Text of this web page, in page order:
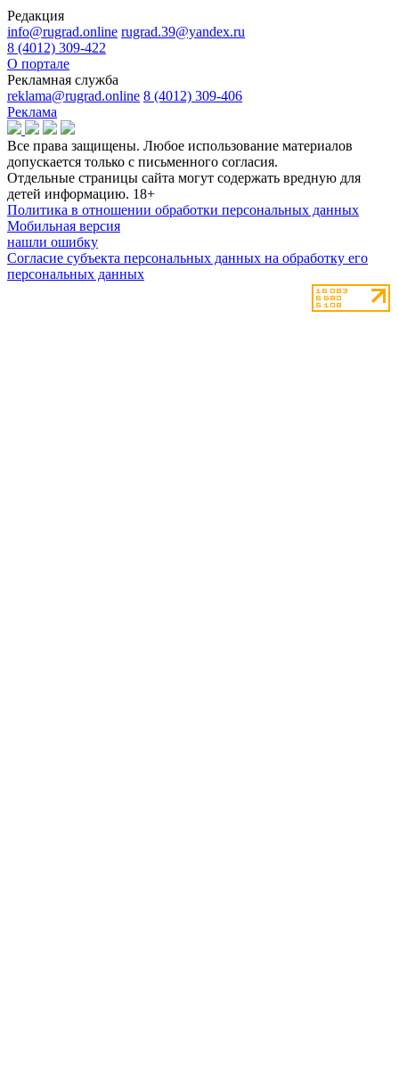
Редакция
info@rugrad.online rugrad.39@yandex.ru
8 (4012) 309-422
О портале
Рекламная служба
reklama@rugrad.online 8 (4012) 309-406
Реклама
Все права защищены. Любое использование материалов
допускается только с письменного согласия.
Отдельные страницы сайта могут содержать вредную для
детей информацию. 18+
Политика в отношении обработки персональных данных
Мобильная версия
нашли ошибку
Согласие субъекта персональных данных на обработку его
персональных данных